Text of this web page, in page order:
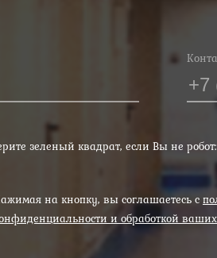
зеленый квадрат, если Вы не робот:
на кнопку, вы соглашаетесь с
и обработкой